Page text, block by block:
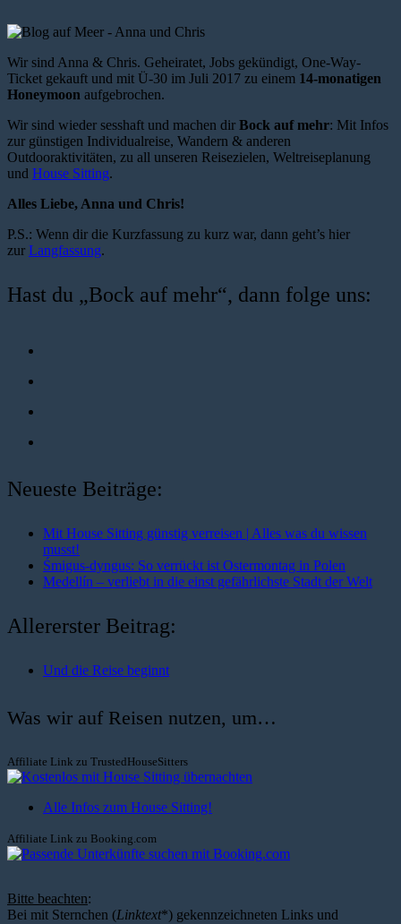
Wir sind Anna & Chris. Geheiratet, Jobs gekündigt, One-Way-
Ticket gekauft und mit Ü-30 im Juli 2017 zu einem 14-monatigen
Honeymoon aufgebrochen.
Wir sind wieder sesshaft und machen dir Bock auf mehr: Mit Infos
zur günstigen Individualreise, Wandern & anderen
Outdooraktivitäten, zu all unseren Reisezielen, Weltreiseplanung
und House Sitting.
Alles Liebe, Anna und Chris!
P.S.: Wenn dir die Kurzfassung zu kurz war, dann geht’s hier
zur Langfassung.
Hast du „Bock auf mehr“, dann folge uns:
Neueste Beiträge:
Mit House Sitting günstig verreisen | Alles was du wissen
musst!
Śmigus-dyngus: So verrückt ist Ostermontag in Polen
Medellín – verliebt in die einst gefährlichste Stadt der Welt
Allererster Beitrag:
Und die Reise beginnt
Was wir auf Reisen nutzen, um…
Affiliate Link zu TrustedHouseSitters
Alle Infos zum House Sitting!
Affiliate Link zu Booking.com
Bitte beachten:
Bei mit Sternchen (Linktext*) gekennzeichneten Links und